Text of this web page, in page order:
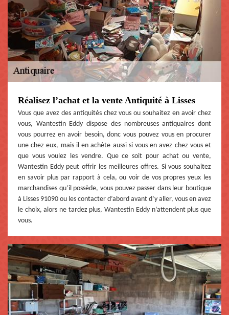
Réalisez l’achat et la vente Antiquité à Lisses
Vous que avez des antiquités chez vous ou souhaitez en avoir chez
vous, Wantestin Eddy dispose des nombreuses antiquaires dont
vous pourrez en avoir besoin, donc vous pouvez vous en procurer
une chez eux, mais il en achète aussi si vous en avez chez vous et
que vous voulez les vendre. Que ce soit pour achat ou vente,
Wantestin Eddy peut offrir les meilleures offres. Si vous souhaitez
en savoir plus par rapport à cela, ou voir de vos propres yeux les
marchandises qu’il possède, vous pouvez passer dans leur boutique
à Lisses 91090 ou les contacter d’abord avant d’y aller, vous en avez
le choix, alors ne tardez plus, Wantestin Eddy n’attendent plus que
vous.